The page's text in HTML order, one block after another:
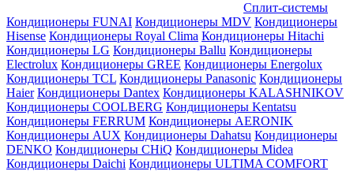
Сплит-системы
Кондиционеры FUNAI Кондиционеры MDV Кондиционеры
Hisense Кондиционеры Royal Clima Кондиционеры Hitachi
Кондиционеры LG Кондиционеры Ballu Кондиционеры
Electrolux Кондиционеры GREE Кондиционеры Energolux
Кондиционеры TCL Кондиционеры Panasonic Кондиционеры
Haier Кондиционеры Dantex Кондиционеры KALASHNIKOV
Кондиционеры СOOLBERG Кондиционеры Kentatsu
Кондиционеры FERRUM Кондиционеры AERONIK
Кондиционеры AUX Кондиционеры Dahatsu Кондиционеры
DENKO Кондиционеры CHiQ Кондиционеры Midea
Кондиционеры Daichi Кондиционеры ULTIMA COMFORT